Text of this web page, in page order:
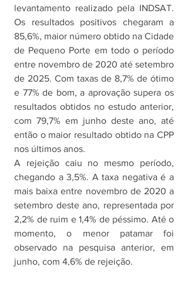
levantamento realizado pela INDSAT.
Os resultados positivos chegaram a
85,6%, maior número obtido na Cidade
de Pequeno Porte em todo o período
entre novembro de 2020 até setembro
de 2025. Com taxas de 8,7% de ótimo
e 77% de bom, a aprovação supera os
resultados obtidos no estudo anterior,
com 79,7% em junho deste ano, até
então o maior resultado obtido na CPP
nos últimos anos.
A rejeição caiu no mesmo período,
chegando a 3,5%. A taxa negativa é a
mais baixa entre novembro de 2020 a
setembro deste ano, representada por
2,2% de ruim e 1,4% de péssimo. Até o
momento, o menor patamar foi
observado na pesquisa anterior, em
junho, com 4,6% de rejeição.